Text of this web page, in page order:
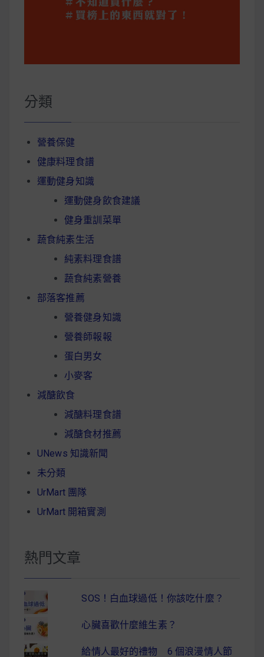
分類
營養保健
健康料理食譜
運動健身知識
運動健身飲食建議
健身重訓菜單
蔬食純素生活
純素料理食譜
蔬食純素營養
部落客推薦
營養健身知識
營養師報報
蛋白男女
小麥客
減醣飲食
減醣料理食譜
減醣食材推薦
UNews 知識新聞
未分類
UrMart 團隊
UrMart 開箱實測
熱門文章
SOS！白血球過低！你該吃什麼？
心臟喜歡什麼維生素？
給情人最好的禮物 6 個浪漫情人節